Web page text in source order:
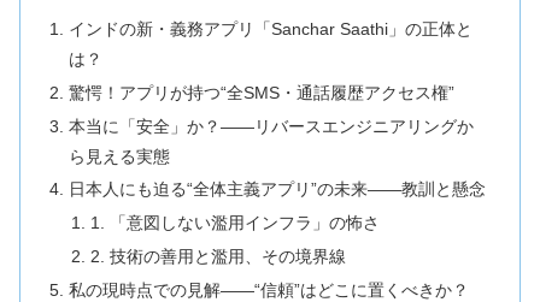
インドの新・義務アプリ「Sanchar Saathi」の正体と
は？
驚愕！アプリが持つ“全SMS・通話履歴アクセス権”
本当に「安全」か？――リバースエンジニアリングか
ら見える実態
日本人にも迫る“全体主義アプリ”の未来――教訓と懸念
1. 「意図しない濫用インフラ」の怖さ
2. 技術の善用と濫用、その境界線
私の現時点での見解――“信頼”はどこに置くべきか？